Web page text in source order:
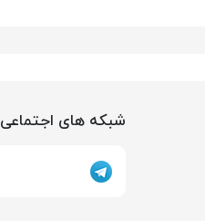
شبکه های اجتماعی